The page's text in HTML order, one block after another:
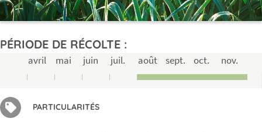
PÉRIODE DE RÉCOLTE :
avril mai juin juil. août sept. oct. nov.
PARTICULARITÉS